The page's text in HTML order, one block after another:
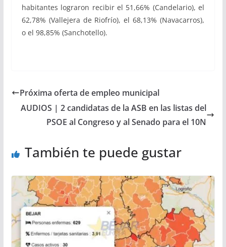
habitantes lograron recibir el 51,66% (Candelario), el
62,78% (Vallejera de Riofrío), el 68,13% (Navacarros),
o el 98,85% (Sanchotello).
Próxima oferta de empleo municipal
AUDIOS | 2 candidatas de la ASB en las listas del
PSOE al Congreso y al Senado para el 10N
También te puede gustar